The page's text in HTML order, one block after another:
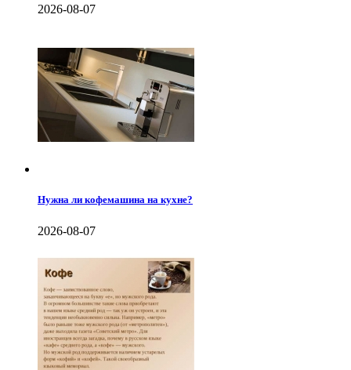
2026-08-07
Нужна ли кофемашина на кухне?
2026-08-07